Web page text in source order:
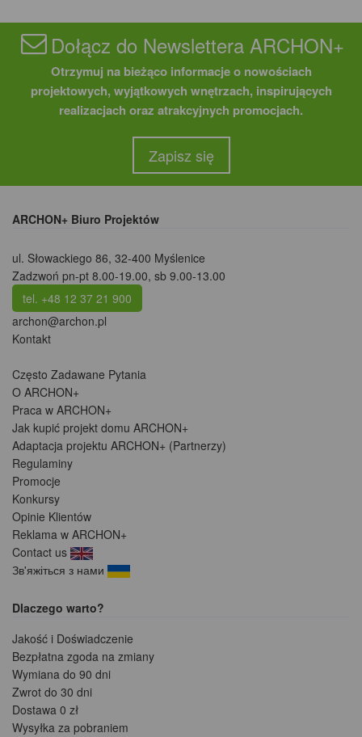
Dołącz do Newslettera ARCHON+
Otrzymuj na bieżąco informacje o nowościach
projektowych, wyjątkowych wnętrzach, inspirujących
realizacjach oraz atrakcyjnych promocjach.
Zapisz się
ARCHON+ Biuro Projektów
ul. Słowackiego 86, 32-400 Myślenice
Zadzwoń pn-pt 8.00-19.00, sb 9.00-13.00
tel. +48 12 37 21 900
archon@archon.pl
Kontakt
Często Zadawane Pytania
O ARCHON+
Praca w ARCHON+
Jak kupić projekt domu ARCHON+
Adaptacja projektu ARCHON+ (Partnerzy)
Regulaminy
Promocje
Konkursy
Opinie Klientów
Reklama w ARCHON+
Contact us
Зв'яжіться з нами
Dlaczego warto?
Jakość i Doświadczenie
Bezpłatna zgoda na zmiany
Wymiana do 90 dni
Zwrot do 30 dni
Dostawa 0 zł
Wysyłka za pobraniem